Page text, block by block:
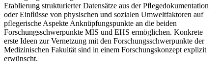
Etablierung strukturierter Datensätze aus der Pﬂegedokumentation
oder Einﬂüsse von physischen und sozialen Umweltfaktoren auf
pﬂegerische Aspekte Anknüpfungspunkte an die beiden
Forschungsschwerpunkte MIS und EHS ermöglichen. Konkrete
erste Ideen zur Vernetzung mit den Forschungsschwerpunkte der
Medizinischen Fakultät sind in einem Forschungskonzept explizit
erwünscht.